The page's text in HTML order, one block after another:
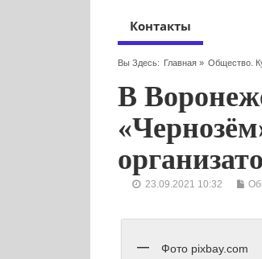
Контакты
Вы Здесь: Главная» Общество.
В
23.09.2021 10:32
Фото pixbay.com